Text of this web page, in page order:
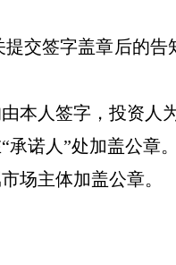
交签字盖章后的
本人签字，投资人
诺人”处加盖公章。
场主体加盖公章。